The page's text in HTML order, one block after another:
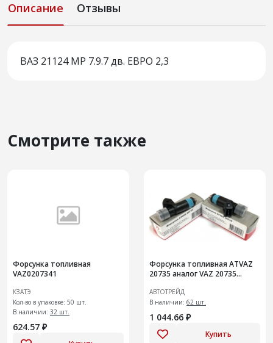
Описание Отзывы
ВАЗ 21124 МР 7.9.7 дв. ЕВРО 2,3
Смотрите также
Форсунка топливная
VAZ0207341
КЗАТЭ
Кол-во в упаковке: 50 шт.
В наличии: 32 шт.
624.57 ₽
Форсунка топливная ATVAZ
20735 аналог VAZ 20735
голубая тонкая
АВТОТРЕЙД
В наличии: 62 шт.
1 044.66 ₽
Купить